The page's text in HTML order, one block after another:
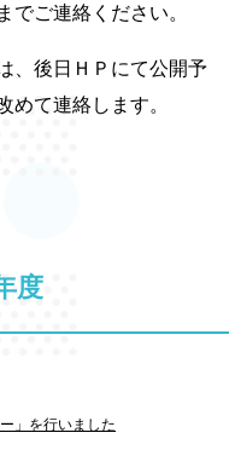
でご連絡ください。
、後日ＨＰにて公開予
めて連絡します。
度
」を行いました